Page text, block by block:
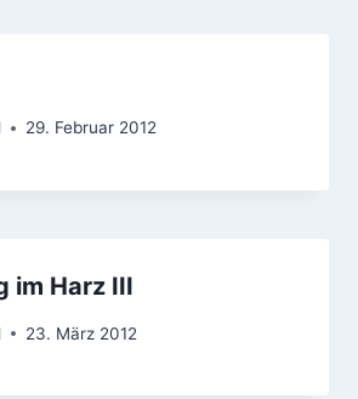
29. Februar 2012
im Harz III
23. März 2012